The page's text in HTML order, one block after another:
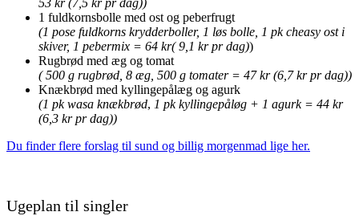
53 kr (7,5 kr pr dag))
1 fuldkornsbolle med ost og peberfrugt
(1 pose fuldkorns krydderboller, 1 løs bolle, 1 pk cheasy ost i
skiver, 1 pebermix = 64 kr( 9,1 kr pr dag))
Rugbrød med æg og tomat
( 500 g rugbrød, 8 æg, 500 g tomater = 47 kr (6,7 kr pr dag))
Knækbrød med kyllingepålæg og agurk
(1 pk wasa knækbrød, 1 pk kyllingepåløg + 1 agurk = 44 kr
(6,3 kr pr dag))
Du finder flere forslag til sund og billig morgenmad lige her.
Ugeplan til singler